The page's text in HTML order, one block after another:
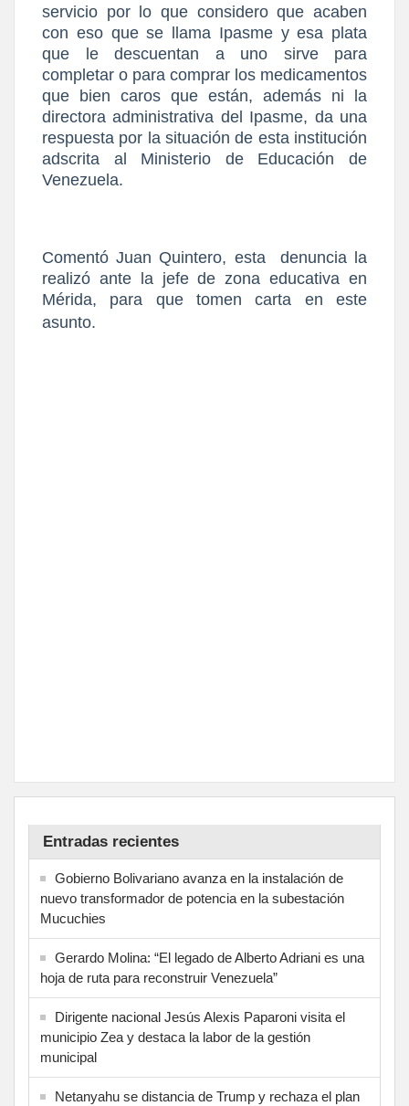
servicio por lo que considero que acaben
con eso que se llama Ipasme y esa plata
que le descuentan a uno sirve para
completar o para comprar los medicamentos
que bien caros que están, además ni la
directora administrativa del Ipasme, da una
respuesta por la situación de esta institución
adscrita al Ministerio de Educación de
Venezuela.
Comentó Juan Quintero, esta
denuncia la
realizó ante la jefe de zona educativa en
Mérida, para que tomen carta en este
asunto.
Entradas recientes
Gobierno Bolivariano avanza en la instalación de
nuevo transformador de potencia en la subestación
Mucuchies
Gerardo Molina: “El legado de Alberto Adriani es una
hoja de ruta para reconstruir Venezuela”
Dirigente nacional Jesús Alexis Paparoni visita el
municipio Zea y destaca la labor de la gestión
municipal
Netanyahu se distancia de Trump y rechaza el plan